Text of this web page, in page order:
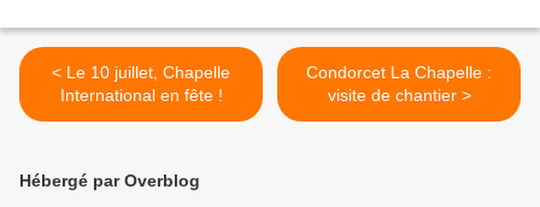
< Le 10 juillet, Chapelle
International en fête !
Condorcet La Chapelle :
visite de chantier >
Hébergé par Overblog